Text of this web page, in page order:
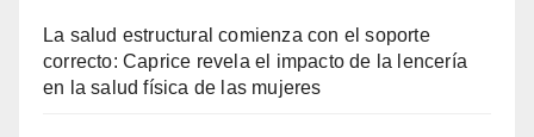
La salud estructural comienza con el soporte
correcto: Caprice revela el impacto de la lencería
en la salud física de las mujeres